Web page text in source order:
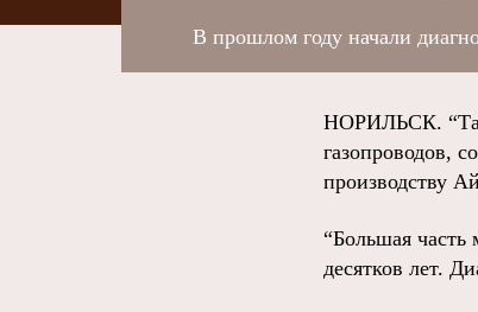
В прошлом году начали
НОРИЛЬСК.
газопроводов,
производству
“Большая часть
десятков лет.